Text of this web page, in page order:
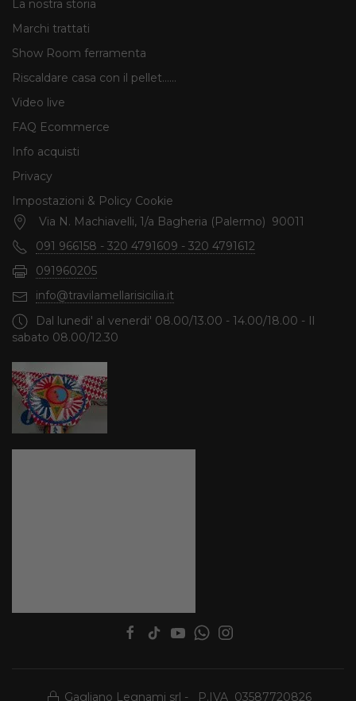
La nostra storia
Marchi trattati
Show Room ferramenta
Riscaldare casa con il pellet......
Video live
FAQ Ecommerce
Info acquisti
Privacy
Impostazioni & Policy Cookie
Via N. Machiavelli, 1/a Bagheria (Palermo) 90011
091 966158 - 320 4791609 - 320 4791612
091960205
info@travilamellarisicilia.it
Dal lunedi' al venerdi' 08.00/13.00 - 14.00/18.00 - Il
sabato 08.00/12.30
Gagliano Legnami srl - P.IVA 03587720826